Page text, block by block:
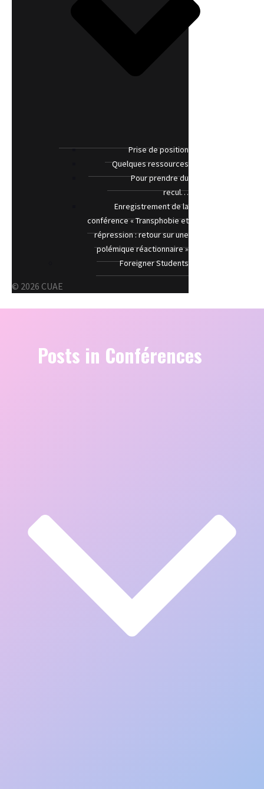
Prise de position
Quelques ressources
Pour prendre du
recul…
Enregistrement de la
conférence « Transphobie et
répression : retour sur une
polémique réactionnaire »
Foreigner Students
© 2026 CUAE
Posts in Conférences